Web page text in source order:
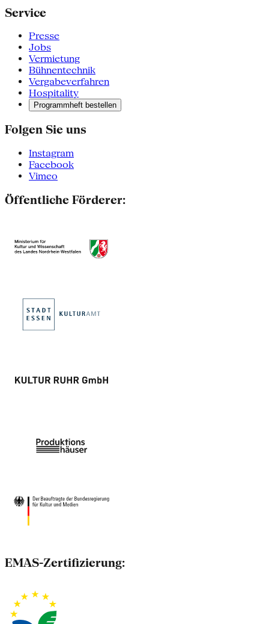
Service
Presse
Jobs
Vermietung
Bühnentechnik
Vergabeverfahren
Hospitality
Programmheft bestellen
Folgen Sie uns
Instagram
Facebook
Vimeo
Öffentliche Förderer:
EMAS-Zertifizierung: